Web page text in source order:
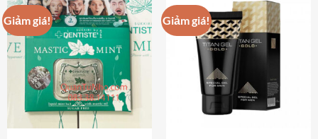
có
nhiều
biến
tùy
chọn
có
Giảm giá! Giảm giá!